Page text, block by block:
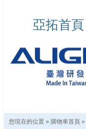
亞拓首頁
您現在的位置 » 購物車首頁 »